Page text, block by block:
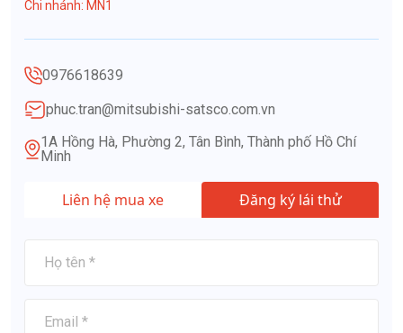
Chi nhánh: MN1
0976618639
phuc.tran@mitsubishi-satsco.com.vn
1A Hồng Hà, Phường 2, Tân Bình, Thành phố Hồ Chí
Minh
Liên hệ mua xe Đăng ký lái thử